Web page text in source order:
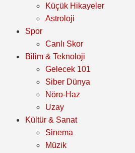
Küçük Hikayeler
Astroloji
Spor
Canlı Skor
Bilim & Teknoloji
Gelecek 101
Siber Dünya
Nöro-Haz
Uzay
Kültür & Sanat
Sinema
Müzik